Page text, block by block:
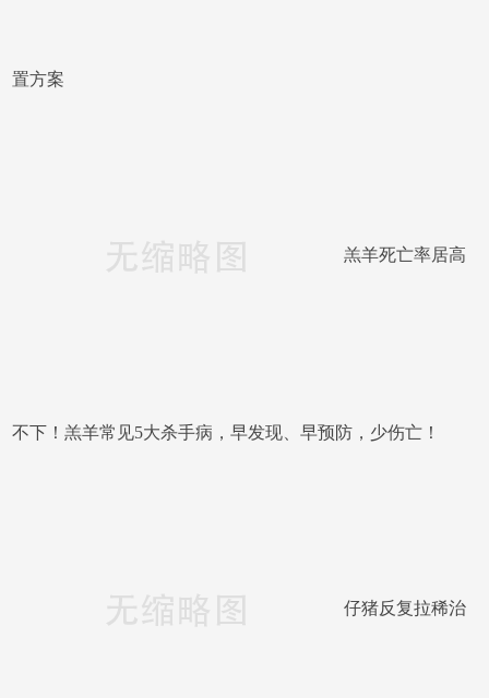
置方案
羔羊死亡率居高
不下！羔羊常见5大杀手病，早发现、早预防，少伤亡！​
仔猪反复拉稀治